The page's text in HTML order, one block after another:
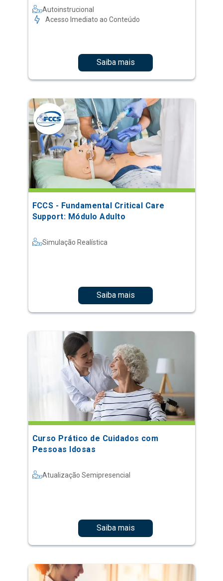
Autoinstrucional
Acesso Imediato ao Conteúdo
Saiba mais
FCCS - Fundamental Critical Care
Support: Módulo Adulto
Simulação Realística
Saiba mais
Curso Prático de Cuidados com
Pessoas Idosas
Atualização Semipresencial
Saiba mais